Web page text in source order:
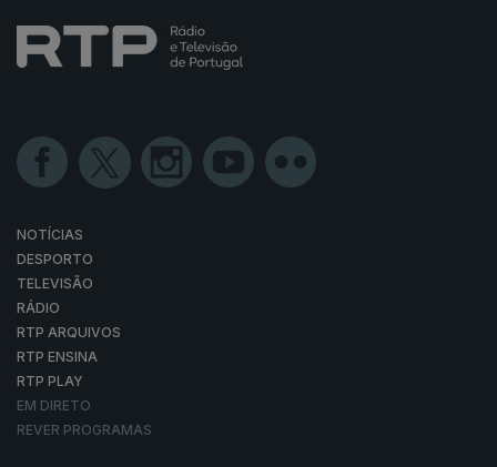
NOTÍCIAS
DESPORTO
TELEVISÃO
RÁDIO
RTP ARQUIVOS
RTP ENSINA
RTP PLAY
EM DIRETO
REVER PROGRAMAS